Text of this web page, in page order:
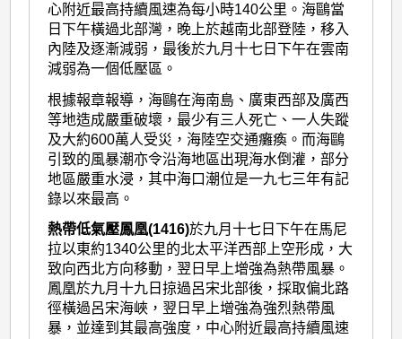
心附近最高持續風速為每小時140公里。海鷗當
日下午橫過北部灣，晚上於越南北部登陸，移入
內陸及逐漸減弱，最後於九月十七日下午在雲南
減弱為一個低壓區。
根據報章報導，海鷗在海南島、廣東西部及廣西
等地造成嚴重破壞，最少有三人死亡、一人失蹤
及大約600萬人受災，海陸空交通癱瘓。而海鷗
引致的風暴潮亦令沿海地區出現海水倒灌，部分
地區嚴重水浸，其中海口潮位是一九七三年有記
錄以來最高。
熱帶低氣壓鳳凰(1416)於九月十七日下午在馬尼
拉以東約1340公里的北太平洋西部上空形成，大
致向西北方向移動，翌日早上增強為熱帶風暴。
鳳凰於九月十九日掠過呂宋北部後，採取偏北路
徑橫過呂宋海峽，翌日早上增強為強烈熱帶風
暴，並達到其最高強度，中心附近最高持續風速